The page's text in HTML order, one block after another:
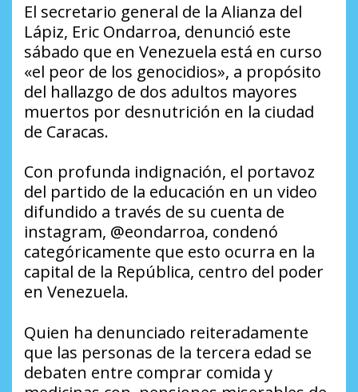
El secretario general de la Alianza del
Lápiz, Eric Ondarroa, denunció este
sábado que en Venezuela está en curso
«el peor de los genocidios», a propósito
del hallazgo de dos adultos mayores
muertos por desnutrición en la ciudad
de Caracas.
Con profunda indignación, el portavoz
del partido de la educación en un video
difundido a través de su cuenta de
instagram, @eondarroa, condenó
categóricamente que esto ocurra en la
capital de la República, centro del poder
en Venezuela.
Quien ha denunciado reiteradamente
que las personas de la tercera edad se
debaten entre comprar comida y